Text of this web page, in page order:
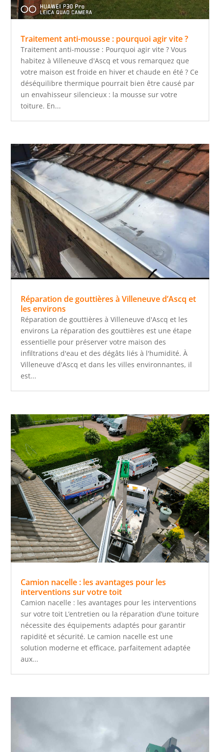
Traitement anti-mousse : pourquoi agir vite ?
Traitement anti-mousse : Pourquoi agir vite ? Vous
habitez à Villeneuve d'Ascq et vous remarquez que
votre maison est froide en hiver et chaude en été ? Ce
déséquilibre thermique pourrait bien être causé par
un envahisseur silencieux : la mousse sur votre
toiture. En...
Réparation de gouttières à Villeneuve d’Ascq et
les environs
Réparation de gouttières à Villeneuve d'Ascq et les
environs La réparation des gouttières est une étape
essentielle pour préserver votre maison des
infiltrations d'eau et des dégâts liés à l'humidité. À
Villeneuve d'Ascq et dans les villes environnantes, il
est...
Camion nacelle : les avantages pour les
interventions sur votre toit
Camion nacelle : les avantages pour les interventions
sur votre toit L’entretien ou la réparation d’une toiture
nécessite des équipements adaptés pour garantir
rapidité et sécurité. Le camion nacelle est une
solution moderne et efficace, parfaitement adaptée
aux...